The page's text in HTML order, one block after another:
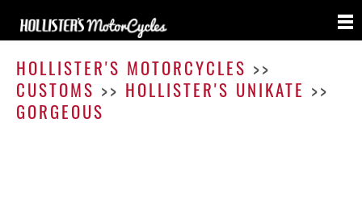
HOLLISTER'S MOTORCYCLES >>
CUSTOMS >> HOLLISTER'S UNIKATE >>
GORGEOUS